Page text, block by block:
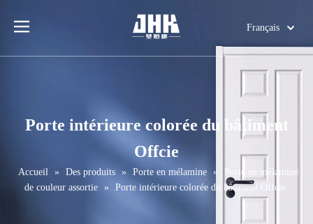
Français
English
简体中文
Pусский
Español
Deutsch
Italiano
Porte intérieure colorée du bâtiment
Offcie
Accueil » Des produits » Porte en mélamine »
Porte en mélamine
de couleur assortie
» Porte intérieure colorée du bâtiment Offcie